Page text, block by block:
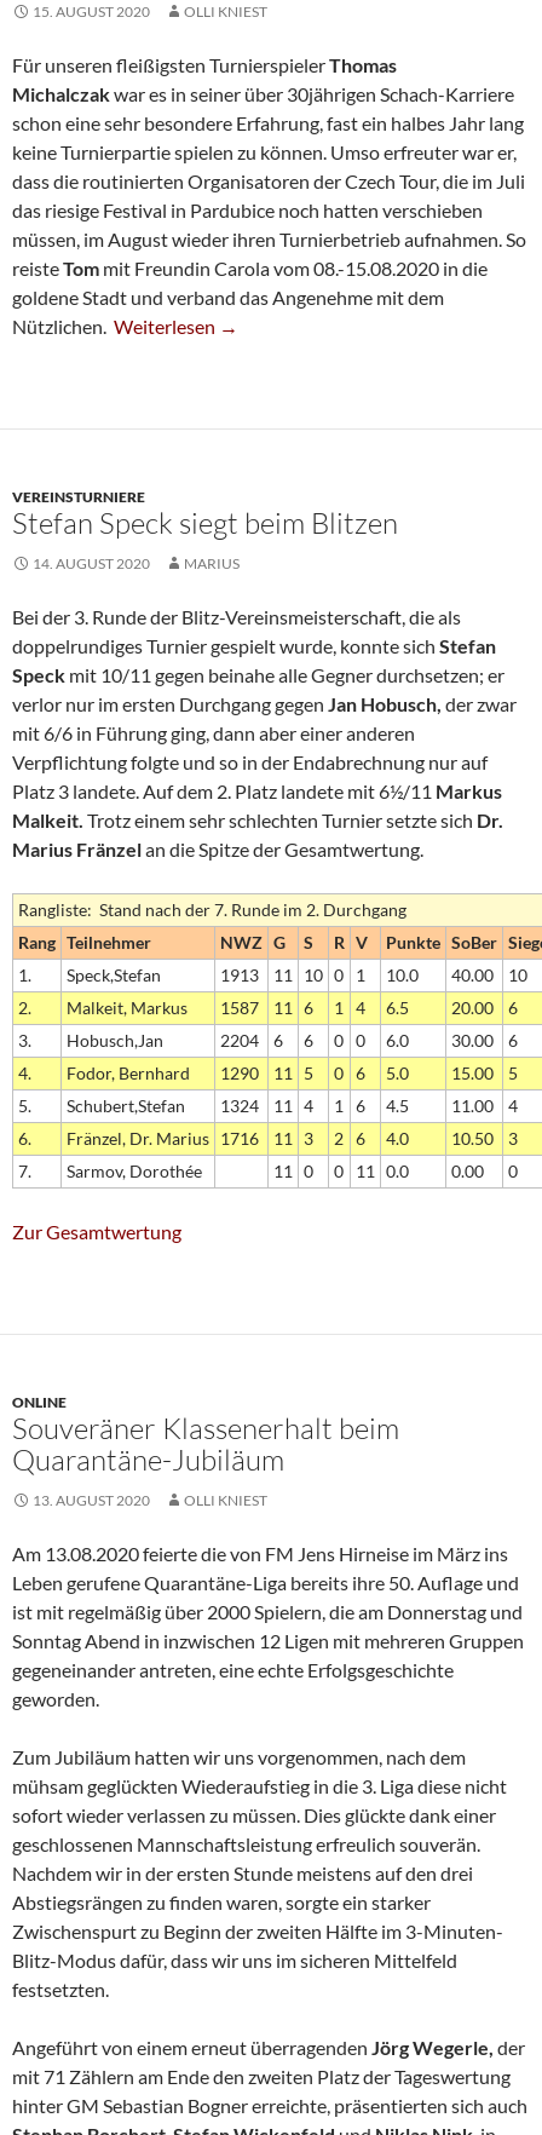
15. AUGUST 2020 OLLI KNIEST
Für unseren fleißigsten TurnierspielerThomas
Michalczakwar es in seiner über 30jährigen Schach-Karriere
schon eine sehr besondere Erfahrung, fast ein halbes Jahr lang
keine Turnierpartie spielen zu können. Umso erfreuter war er,
dass die routinierten Organisatoren der Czech Tour, die im Juli
das riesige Festival in Pardubice noch hatten verschieben
müssen, im August wieder ihren Turnierbetrieb aufnahmen. So
reisteTom mit Freundin Carola vom 08.-15.08.2020 in die
goldene Stadt und verband das Angenehme mit dem
Nützlichen. Michalczak Beim Prager Open Wieder Am Brett
Weiterlesen →
VEREINSTURNIERE
Stefan Speck siegt beim Blitzen
14. AUGUST 2020 MARIUS
Bei der 3. Runde der Blitz-Vereinsmeisterschaft, die als
doppelrundiges Turnier gespielt wurde, konnte sich Stefan
Speck mit 10/11 gegen beinahe alle Gegner durchsetzen; er
verlor nur im ersten Durchgang gegen Jan Hobusch, der zwar
mit 6/6 in Führung ging, dann aber einer anderen
Verpflichtung folgte und so in der Endabrechnung nur auf
Platz 3 landete. Auf dem 2. Platz landete mit 6½/11 Markus
Malkeit. Trotz einem sehr schlechten Turnier setzte sich Dr.
Marius Fränzelan die Spitze der Gesamtwertung.
Rangliste: Stand nach der 7. Runde im 2. Durchgang
Rang Teilnehmer NWZ G S R V Punkte SoBer
1.
Speck,Stefan 1913 11 10 0 1 10.0 40.00
10
2.
Malkeit, Markus 1587 11 6 1 4 6.5 20.00
6
3.
Hobusch,Jan 2204 6 6 0 0 6.0 30.00
6
4.
Fodor, Bernhard 1290 11 5 0 6 5.0 15.00
5
5.
Schubert,Stefan 1324 11 4 1 6 4.5 11.00
4
6.
Fränzel, Dr. Marius 1716 11 3 2 6 4.0 10.50
3
7.
Sarmov, Dorothée 11 0 0 11 0.0 0.00 0
Zur Gesamtwertung
ONLINE
Souveräner Klassenerhalt beim
Quarantäne-Jubiläum
13. AUGUST 2020 OLLI KNIEST
Am 13.08.2020 feierte die von FM Jens Hirneise im März ins
Leben gerufene Quarantäne-Liga bereits ihre 50. Auflage und
ist mit regelmäßig über 2000 Spielern, die am Donnerstag und
Sonntag Abend in inzwischen 12 Ligen mit mehreren Gruppen
gegeneinander antreten, eine echte Erfolgsgeschichte
geworden.
Zum Jubiläum hatten wir uns vorgenommen, nach dem
mühsam geglückten Wiederaufstieg in die 3. Liga diese nicht
sofort wieder verlassen zu müssen. Dies glückte dank einer
geschlossenen Mannschaftsleistung erfreulich souverän.
Nachdem wir in der ersten Stunde meistens auf den drei
Abstiegsrängen zu finden waren, sorgte ein starker
Zwischenspurt zu Beginn der zweiten Hälfte im 3-Minuten-
Blitz-Modus dafür, dass wir uns im sicheren Mittelfeld
festsetzten.
Angeführt von einem erneut überragenden Jörg Wegerle, der
mit 71 Zählern am Ende den zweiten Platz der Tageswertung
hinter GM Sebastian Bogner erreichte, präsentierten sich auch